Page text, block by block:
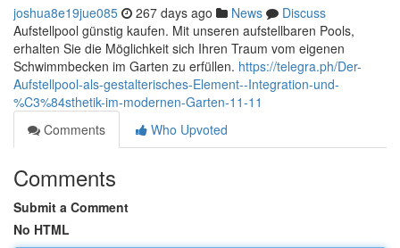
joshua8e19jue085 267 days ago News
Discuss
Aufstellpool günstig kaufen. Mit unseren aufstellbaren Pools,
erhalten Sie die Möglichkeit sich Ihren Traum vom eigenen
Schwimmbecken im Garten zu erfüllen. https://telegra.ph/Der-
Aufstellpool-als-gestalterisches-Element--Integration-und-
%C3%84sthetik-im-modernen-Garten-11-11
Comments
Who Upvoted
Comments
Submit a Comment
No HTML